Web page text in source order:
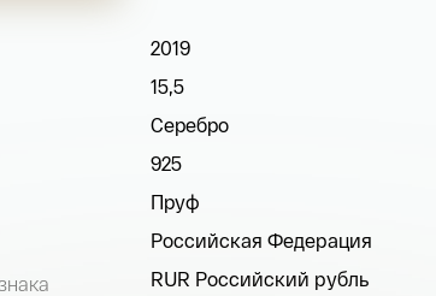
2019
15,5
Серебро
925
Пруф
Российская Федерация
RUR Российский рубль